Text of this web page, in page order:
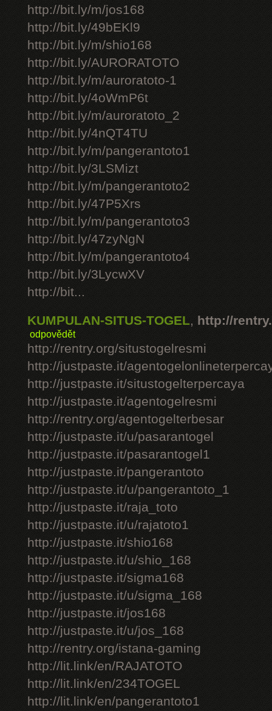
http://bit.ly/m/jos168
http://bit.ly/49bEKl9
http://bit.ly/m/shio168
http://bit.ly/AURORATOTO
http://bit.ly/m/auroratoto-1
http://bit.ly/4oWmP6t
http://bit.ly/m/auroratoto_2
http://bit.ly/4nQT4TU
http://bit.ly/m/pangerantoto1
http://bit.ly/3LSMizt
http://bit.ly/m/pangerantoto2
http://bit.ly/47P5Xrs
http://bit.ly/m/pangerantoto3
http://bit.ly/47zyNgN
http://bit.ly/m/pangerantoto4
http://bit.ly/3LycwXV
http://bit...
KUMPULAN-SITUS-TOGEL, http://
odpovědět
http://rentry.org/situstogelresmi
http://justpaste.it/
http://justpaste.it/situstogelterpercaya
http://justpaste.it/agentogelresmi
http://rentry.org/agentogelterbesar
http://justpaste.it/u/pasarantogel
http://justpaste.it/pasarantogel1
http://justpaste.it/pangerantoto
http://justpaste.it/u/pangerantoto_1
http://justpaste.it/raja_toto
http://justpaste.it/u/rajatoto1
http://justpaste.it/shio168
http://justpaste.it/u/shio_168
http://justpaste.it/sigma168
http://justpaste.it/u/sigma_168
http://justpaste.it/jos168
http://justpaste.it/u/jos_168
http://rentry.org/istana-gaming
http://lit.link/en/RAJATOTO
http://lit.link/en/234TOGEL
http://lit.link/en/pangerantoto1